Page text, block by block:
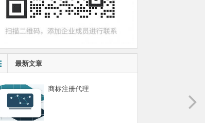
最新文章
商标注册代理